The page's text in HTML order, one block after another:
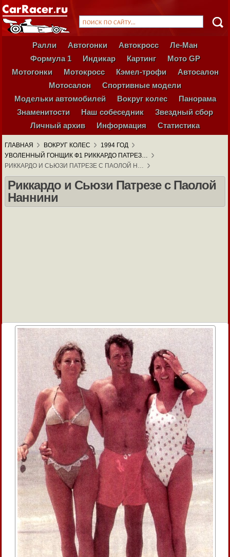
Ралли Автогонки Автокросс
Ле-Ман
Формула 1
Индикар Картинг
Мото GP
Мотогонки
Мотокросс Кэмел-трофи
Автосалон
Мотосалон
Спортивные модели
Модельки автомобилей
Вокруг колес
Панорама
Знаменитости
Наш собеседник
Звездный сбор
Личный архив
Информация Статистика
ГЛАВНАЯ ВОКРУГ КОЛЕС
1994 ГОД
УВОЛЕННЫЙ ГОНЩИК Ф1 РИККАРДО ПАТРЕЗ…
РИККАРДО И СЬЮЗИ ПАТРЕЗЕ С ПАОЛОЙ Н…
Риккардо и Сьюзи Патрезе с Паолой
Наннини